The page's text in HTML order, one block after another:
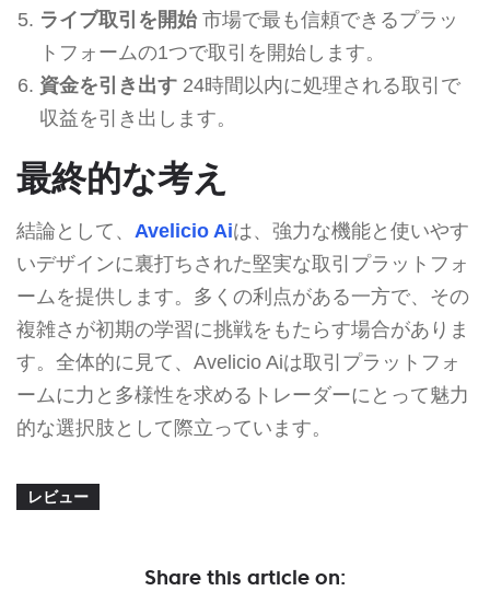
ライブ取引を開始市場で最も信頼できるプラッ
トフォームの1つで取引を開始します。
資金を引き出す24時間以内に処理される取引で
収益を引き出します。
最終的な考え
結論として、 Avelicio Aiは、強力な機能と使いやす
いデザインに裏打ちされた堅実な取引プラットフォ
ームを提供します。多くの利点がある一方で、その
複雑さが初期の学習に挑戦をもたらす場合がありま
す。全体的に見て、Avelicio Aiは取引プラットフォ
ームに力と多様性を求めるトレーダーにとって魅力
的な選択肢として際立っています。
レビュー
Share this article on: